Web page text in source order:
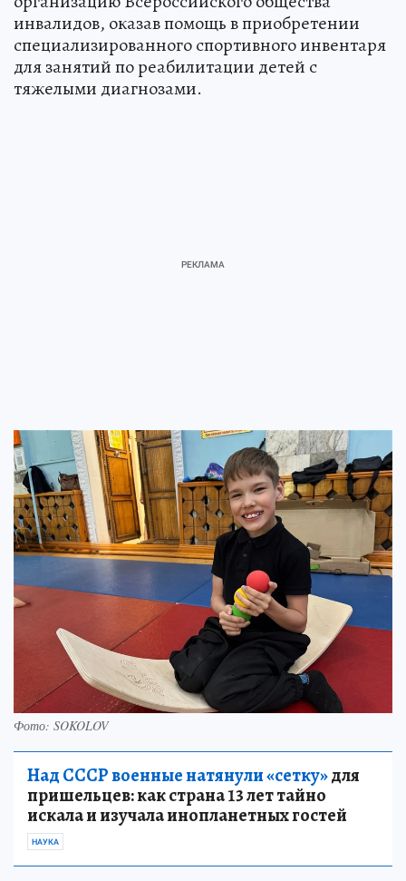
инвалидов, оказав помощь в приобретении
специализированного спортивного инвентаря
для занятий по реабилитации детей с
тяжелыми диагнозами.
Фото: SOKOLOV
Над СССР военные натянули «сетку»для
пришельцев: как страна 13 лет тайно
искала и изучала инопланетных гостей
НАУКА